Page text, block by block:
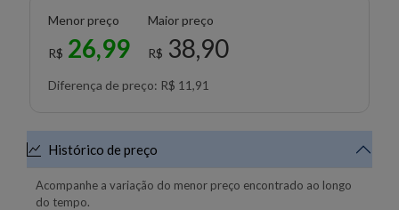
Menor preço
R$ 26,99
Maior preço
R$ 38,90
Diferença de preço: R$ 11,91
Histórico de preço
Acompanhe a variação do menor preço encontrado ao longo
do tempo.